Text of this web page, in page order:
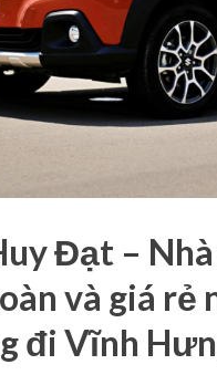
Đạt –
và giá rẻ
đi Vĩnh